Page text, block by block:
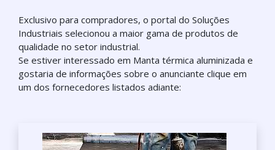
Exclusivo para compradores, o portal do Soluções
Industriais selecionou a maior gama de produtos de
qualidade no setor industrial.
Se estiver interessado em Manta térmica aluminizada e
gostaria de informações sobre o anunciante clique em
um dos fornecedores listados adiante: